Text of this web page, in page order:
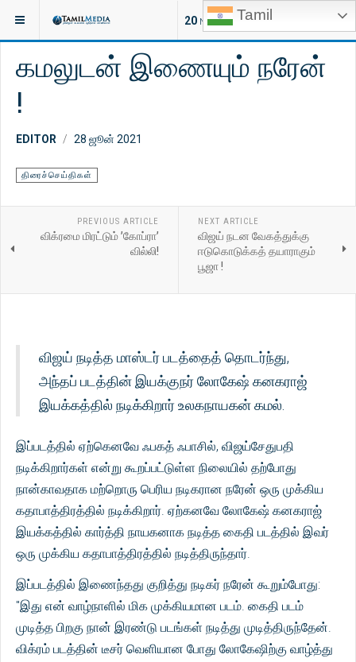
Tamil
20 NEW ARTICLES
இருக்குமிடம்: சினிமா
கமலுடன் இணையும் நரேன்
!
EDITOR 28 ஜூன் 2021
திரைச்செய்திகள்
PREVIOUS ARTICLE
விக்ரமை மிரட்டும் ’கோப்ரா’
வில்லி!
NEXT ARTICLE
விஜய் நடன வேகத்துக்கு
ஈடுகொடுக்கத் தயாராகும்
பூஜா !
விஜய் நடித்த மாஸ்டர் படத்தைத் தொடர்ந்து,
அந்தப் படத்தின் இயக்குநர் லோகேஷ் கனகராஜ்
இயக்கத்தில் நடிக்கிறார் உலகநாயகன் கமல்.
இப்படத்தில் ஏற்கெனவே ஃபகத் ஃபாசில், விஜய்சேதுபதி
நடிக்கிறார்கள் என்று கூறப்பட்டுள்ள நிலையில் தற்போது
நான்காவதாக மற்றொரு பெரிய நடிகரான நரேன் ஒரு முக்கிய
கதாபாத்திரத்தில் நடிக்கிறார். ஏற்கனவே லோகேஷ் கனகராஜ்
இயக்கத்தில் கார்த்தி நாயகனாக நடித்த கைதி படத்தில் இவர்
ஒரு முக்கிய கதாபாத்திரத்தில் நடித்திருந்தார்.
இப்படத்தில் இணைந்தது குறித்து நடிகர் நரேன் கூறும்போது:
"இது என் வாழ்நாளில் மிக முக்கியமான படம். கைதி படம்
முடித்த பிறகு நான் இரண்டு படங்கள் நடித்து முடித்திருந்தேன்.
விக்ரம் படத்தின் டீசர் வெளியான போது லோகேஷிற்கு வாழ்த்து